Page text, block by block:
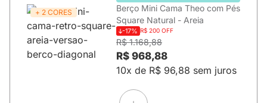
+ 2 CORES
Berço Mini Cama Theo com Pés
Square Natural - Areia
-17% R$ 200 OFF
R$ 1.168,88
R$ 968,88
10x de R$ 96,88 sem juros